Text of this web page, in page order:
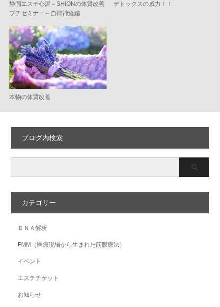
静岡エステ心温～SHIONの体質改善
プチセミナー～自律神経編…
デトックスの威力！！
本物の体質改善
ブログ内検索
カテゴリー
ＤＮＡ解析
FMM（医療現場から生まれた筋膜療法）
イベント
エステチケット
お知らせ